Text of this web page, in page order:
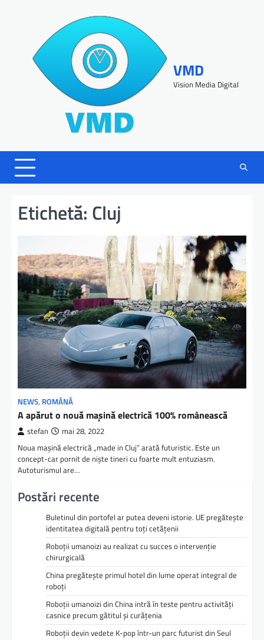
VMD
Vision Media Digital
Etichetă: Cluj
NEWS, ROMÂNĂ
A apărut o nouă mașină electrică 100% românească
stefan mai 28, 2022
Noua mașină electrică „made in Cluj” arată futuristic. Este un
concept-car pornit de niște tineri cu foarte mult entuziasm.
Autoturismul are…
Postări recente
Buletinul din portofel ar putea deveni istorie. UE pregătește
identitatea digitală pentru toți cetățenii
Roboții umanoizi au realizat cu succes o intervenție
chirurgicală
China pregătește primul hotel din lume operat integral de
roboți
Roboții umanoizi din China intră în teste pentru activități
casnice precum gătitul și curățenia
Roboții devin vedete K-pop într-un parc futurist din Seul